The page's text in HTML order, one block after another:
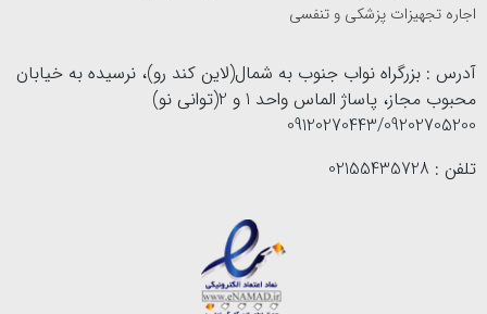
اجاره تجهیزات پزشکی و تنفسی
آدرس : بزرگراه نواب جنوب به شمال(لاین کند رو)، نرسیده به خیابان
محبوب مجاز، پاساژ الماس واحد 1 و 2(توانی نو)
09120270443/09202705200
تلفن : 02155435728